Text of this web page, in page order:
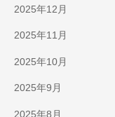
2025年12月
2025年11月
2025年10月
2025年9月
2025年8月